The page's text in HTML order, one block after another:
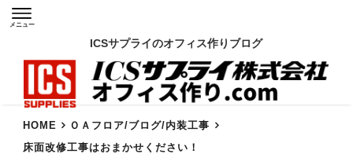
ICSサプライのオフィス作りブログ
メニュー
HOME ＯＡフロア/ブログ/内装工事
床面改修工事はおまかせください！